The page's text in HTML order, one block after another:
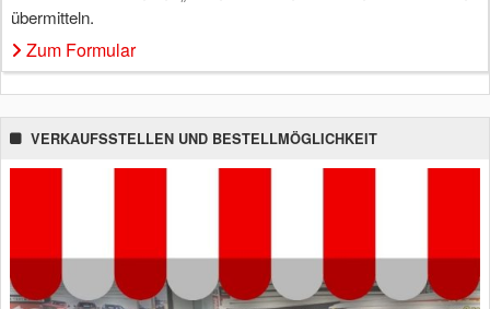
übermitteln.
Zum Formular
VERKAUFSSTELLEN UND BESTELLMÖGLICHKEIT